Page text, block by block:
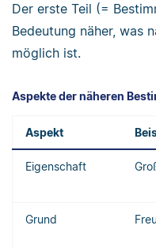
Der erste Teil (=
Bedeutung näher, was
möglich ist.
Aspekte der näheren
Aspekt
Eigenschaft
Grund